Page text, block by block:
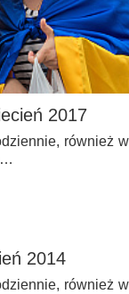
2017
również w
2014
również w